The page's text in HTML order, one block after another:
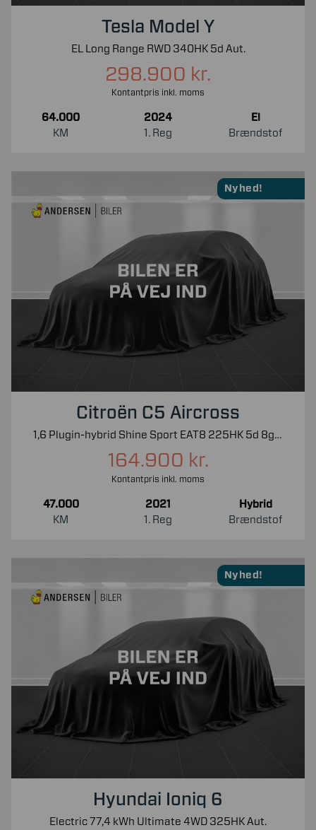
Tesla Model Y
EL Long Range RWD 340HK 5d Aut.
298.900 kr.
Kontantpris inkl. moms
64.000
KM
2024
1. Reg
El
Brændstof
Nyhed!
Citroën C5 Aircross
1,6 Plugin-hybrid Shine Sport EAT8 225HK 5d 8g Aut.
164.900 kr.
Kontantpris inkl. moms
47.000
KM
2021
1. Reg
Hybrid
Brændstof
Nyhed!
Hyundai Ioniq 6
Electric 77,4 kWh Ultimate 4WD 325HK Aut.